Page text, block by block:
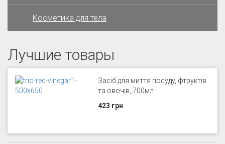
Косметика для тела
Лучшие товары
Засіб для миття посуду, фтруктів
та овочів, 700мл
423 грн